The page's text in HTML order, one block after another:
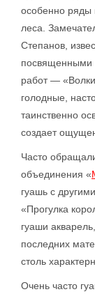
особенно ряды
леса.
Степанов,
посвященными
работ —
голодные,
таинственно
создает
Часто
объединения «
гуашь с
«Прогулка
гуаши
последних
столь
Очень часто